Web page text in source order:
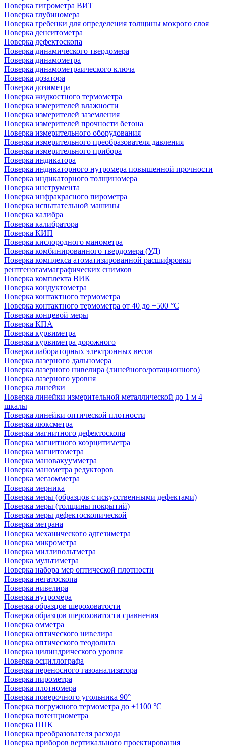
Поверка гигрометра ВИТ
Поверка глубиномера
Поверка гребенки для определения толщины мокрого слоя
Поверка денситометра
Поверка дефектоскопа
Поверка динамического твердомера
Поверка динамометра
Поверка динамометраического ключа
Поверка дозатора
Поверка дозиметра
Поверка жидкостного термометра
Поверка измерителей влажности
Поверка измерителей заземления
Поверка измерителей прочности бетона
Поверка измерительного оборудования
Поверка измерительного преобразователя давления
Поверка измерительного прибора
Поверка индикатора
Поверка индикаторного нутромера повышенной прочности
Поверка индикаторного толщиномера
Поверка инструмента
Поверка инфракрасного пирометра
Поверка испытательной машины
Поверка калибра
Поверка калибратора
Поверка КИП
Поверка кислородного манометра
Поверка комбинированного твердомера (УД)
Поверка комплекса атоматизированной расшифровки
рентгеногаммаграфических снимков
Поверка комплекта ВИК
Поверка кондуктометра
Поверка контактного термометра
Поверка контактного термометра от 40 до +500 °С
Поверка концевой меры
Поверка КПА
Поверка курвиметра
Поверка курвиметра дорожного
Поверка лабораторных электронных весов
Поверка лазерного дальномера
Поверка лазерного нивелира (линейного/ротационного)
Поверка лазерного уровня
Поверка линейки
Поверка линейки измерительной металлической до 1 м 4
шкалы
Поверка линейки оптической плотности
Поверка люксметра
Поверка магнитного дефектоскопа
Поверка магнитного коэрцитиметра
Поверка магнитометра
Поверка мановакуумметра
Поверка манометра редукторов
Поверка мегаомметра
Поверка мерника
Поверка меры (образцов с искусственными дефектами)
Поверка меры (толщины покрытий)
Поверка меры дефектоскопической
Поверка метрана
Поверка механического адгезиметра
Поверка микрометра
Поверка милливольтметра
Поверка мультиметра
Поверка набора мер оптической плотности
Поверка негатоскопа
Поверка нивелира
Поверка нутромера
Поверка образцов шероховатости
Поверка образцов шероховатости сравнения
Поверка омметра
Поверка оптического нивелира
Поверка оптического теодолита
Поверка цилиндрического уровня
Поверка осциллографа
Поверка переносного газоанализатора
Поверка пирометра
Поверка плотномера
Поверка поверочного угольника 90°
Поверка погружного термометра до +1100 °С
Поверка потенциометра
Поверка ППК
Поверка преобразователя расхода
Поверка приборов вертикального проектирования